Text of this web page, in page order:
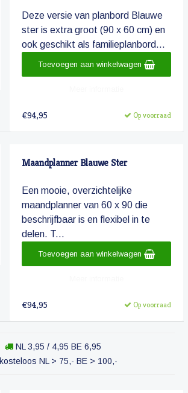
Deze versie van planbord Blauwe
ster is extra groot (90 x 60 cm) en
ook geschikt als familieplanbord...
€94,95 Op voorraad
Toevoegen aan winkelwagen
Maandplanner Blauwe Ster
Een mooie, overzichtelijke
maandplanner van 60 x 90 die
beschrijfbaar is en flexibel in te
delen. T...
€94,95 Op voorraad
Toevoegen aan winkelwagen
NL 3,95 / 4,95 BE 6,95
kosteloos NL > 75,- BE > 100,-